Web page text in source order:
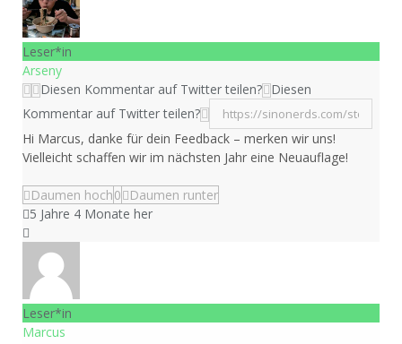
Leser*in
Arseny
Diesen Kommentar auf Twitter teilen? Diesen
Kommentar auf Twitter teilen?
Hi Marcus, danke für dein Feedback – merken wir uns!
Vielleicht schaffen wir im nächsten Jahr eine Neuauflage!
Daumen hoch0
Daumen runter
5 Jahre 4 Monate her
Leser*in
Marcus